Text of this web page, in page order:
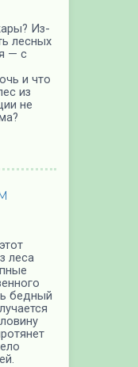
Из-
лесных
— с
и что
из
не
леса
бедный